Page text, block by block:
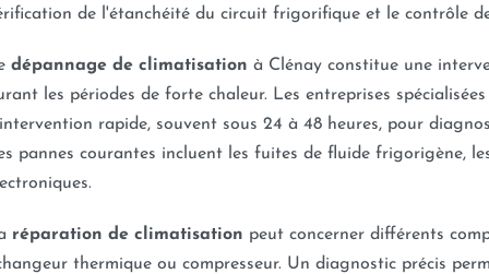
de l'étanchéité du circuit frigorifique et le contrôle
dépannage de climatisation à Clénay constitue une
les périodes de forte chaleur. Les entreprises
rapide, souvent sous 24 à 48 heures, pour
pannes courantes incluent les fuites de fluide frigorigène,
réparation de climatisation peut concerner différents
thermique ou compresseur. Un diagnostic précis